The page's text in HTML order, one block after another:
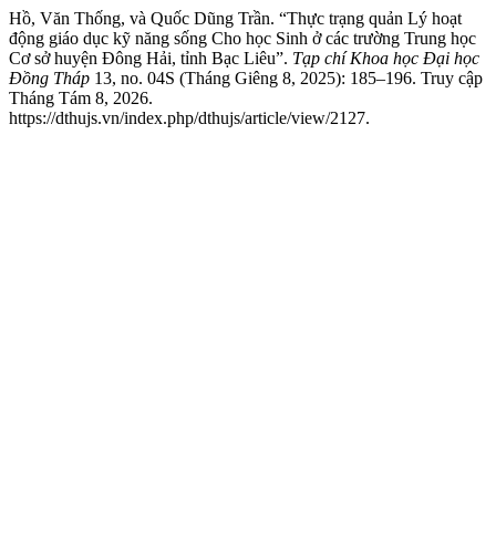
Hồ, Văn Thống, và Quốc Dũng Trần. “Thực trạng quản Lý hoạt
động giáo dục kỹ năng sống Cho học Sinh ở các trường Trung học
Cơ sở huyện Đông Hải, tỉnh Bạc Liêu”. Tạp chí Khoa học Đại học
Đồng Tháp 13, no. 04S (Tháng Giêng 8, 2025): 185–196. Truy cập
Tháng Tám 8, 2026.
https://dthujs.vn/index.php/dthujs/article/view/2127.